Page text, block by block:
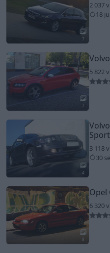
7
2 037
18
7
5 822
4
3 118
30
8
Opel
6 320